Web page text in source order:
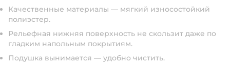
Качественные материалы — мягкий износостойкий
полиэстер.
Рельефная нижняя поверхность не скользит даже по
гладким напольным покрытиям.
Подушка вынимается — удобно чистить.